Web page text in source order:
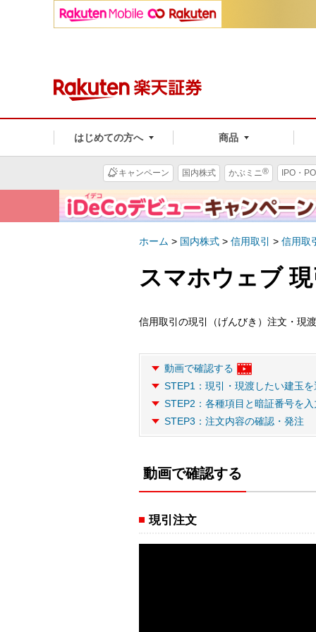
はじめての方へ 商品
キャンペーン 国内株式 かぶミニ® IPO・PO
ホーム > 国内株式 > 信用取引 > 信用取
スマホウェブ
信用取引の現引（げんびき）注文・現
動画で確認する
STEP1：現引・現渡したい建玉を
STEP2：各種項目と暗証番号を入
STEP3：注文内容の確認・発注
動画で確認する
現引注文